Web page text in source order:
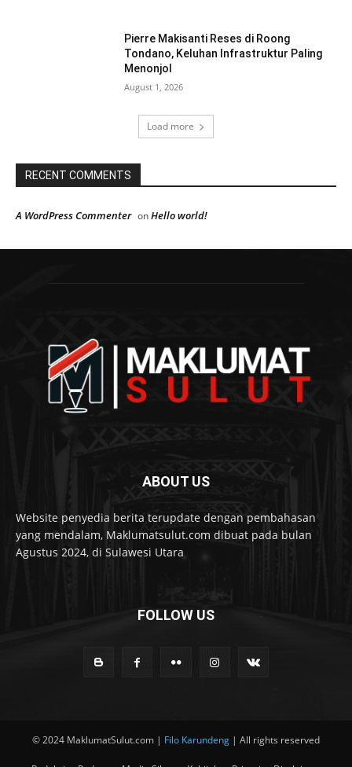
Pierre Makisanti Reses di Roong
Tondano, Keluhan Infrastruktur Paling
Menonjol
August 1, 2026
Load more
RECENT COMMENTS
A WordPress Commenter onHello world!
ABOUT US
Website penyedia berita terupdate dengan pembahasan
yang mendalam, Maklumatsulut.com dibuat pada bulan
Agustus 2024, di Sulawesi Utara
FOLLOW US
© 2024 MaklumatSulut.com | Filo Karundeng | All rights reserved